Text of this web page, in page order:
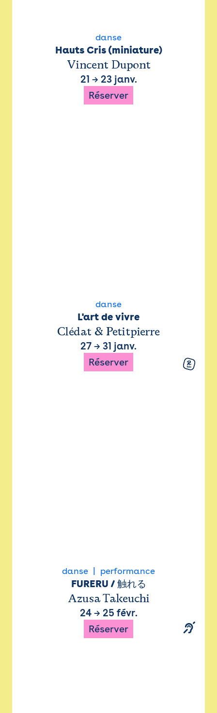
danse
Hauts Cris (miniature)
Vincent Dupont
21 → 23 janv.
Réserver
danse
L'art de vivre
Clédat & Petitpierre
27 → 31 janv.
Réserver
danse performance
FURERU / 触れる
Azusa Takeuchi
24→ 25 févr.
Réserver